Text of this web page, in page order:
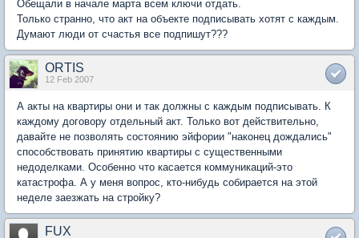
Обещали в начале марта всем ключи отдать.
Только странно, что акт на объекте подписывать хотят с каждым.
Думают люди от счастья все подпишут???
ORTIS
12 Feb 2007
А акты на квартиры они и так должны с каждым подписывать. К
каждому договору отдельный акт. Только вот действительно,
давайте не позволять состоянию эйфории "наконец дождались"
способствовать принятию квартиры с существенными
недоделками. Особенно что касается коммуникаций-это
катастрофа. А у меня вопрос, кто-нибудь собирается на этой
неделе заезжать на стройку?
FUX